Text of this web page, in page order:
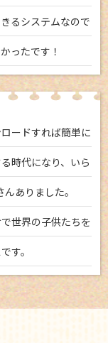
るシステムなので
ったです！
ードすれば簡単に
時代になり、いら
ありました。
世界の子供たちを
す。